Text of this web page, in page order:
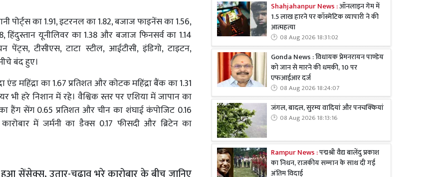
पोर्ट्स का 1.91, इटरनल का 1.82, बजाज फाइनेंस का 1.56,
यूनीलिवर का 1.38 और बजाज फिनसर्व का 1.14
पेंट्स, टीसीएस, टाटा स्टील, आईटीसी, इंडिगो, टाइटन,
बंद हुए।
महिंद्रा का 1.67 प्रतिशत और कोटक महिंद्रा बैंक का 1.31
भी हरे निशान में रहे। वैश्विक स्तर पर एशिया में जापान का
हैंग सेंग 0.65 प्रतिशत और चीन का शंघाई कंपोजिट 0.16
में जर्मनी का डैक्स 0.17 फीसदी और ब्रिटेन का
Shahjahanpur News :ऑनलाइन गेम में
1.5 लाख हारने पर कॉस्मेटिक व्यापारी ने की
आत्महत्या
08 Aug 2026 18:31:02
Gonda News : विधायक प्रेमनरायन पाण्डेय
को जान से मारने की धमकी, 10 पर
एफआईआर दर्ज
08 Aug 2026 18:24:07
जंगल, बादल, सुरम्य वादियां और पनचक्कियां
08 Aug 2026 18:13:16
Rampur News :पद्मश्री वैद्य बालेंदु प्रकाश
का निधन, राजकीय सम्मान के साथ दी गई
अंतिम विदाई